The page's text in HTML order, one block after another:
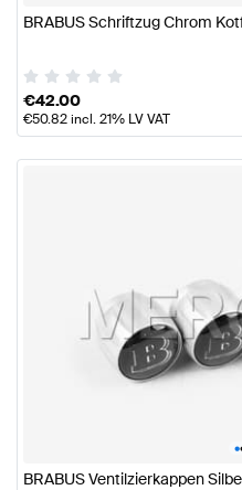
BRABUS Schriftzug Chrom
€42.00
€50.82incl. 21% LV VAT
•
BRABUS Ventilzierkappen